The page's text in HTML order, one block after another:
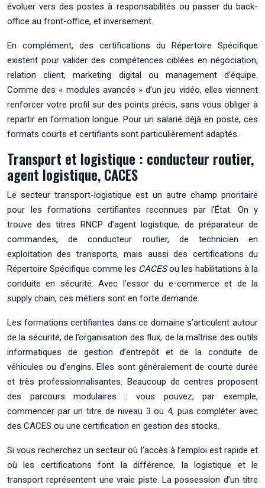
évoluer vers des postes à responsabilités ou passer du back-
office au front-office, et inversement.
En complément, des certifications du Répertoire Spécifique
existent pour valider des compétences ciblées en négociation,
relation client, marketing digital ou management d’équipe.
Comme des « modules avancés » d’un jeu vidéo, elles viennent
renforcer votre profil sur des points précis, sans vous obliger à
repartir en formation longue. Pour un salarié déjà en poste, ces
formats courts et certifiants sont particulièrement adaptés.
Transport et logistique : conducteur routier,
agent logistique, CACES
Le secteur transport-logistique est un autre champ prioritaire
pour les formations certifiantes reconnues par l’État. On y
trouve des titres RNCP d’agent logistique, de préparateur de
commandes, de conducteur routier, de technicien en
exploitation des transports, mais aussi des certifications du
Répertoire Spécifique comme les CACESou les habilitations à la
conduite en sécurité. Avec l’essor du e-commerce et de la
supply chain, ces métiers sont en forte demande.
Les formations certifiantes dans ce domaine s’articulent autour
de la sécurité, de l’organisation des flux, de la maîtrise des outils
informatiques de gestion d’entrepôt et de la conduite de
véhicules ou d’engins. Elles sont généralement de courte durée
et très professionnalisantes. Beaucoup de centres proposent
des parcours modulaires : vous pouvez, par exemple,
commencer par un titre de niveau 3 ou 4, puis compléter avec
des CACES ou une certification en gestion des stocks.
Si vous recherchez un secteur où l’accès à l’emploi est rapide et
où les certifications font la différence, la logistique et le
transport représentent une vraie piste. La possession d’un titre